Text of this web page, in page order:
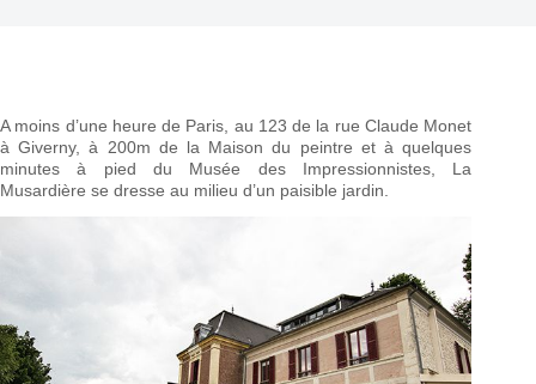
A moins d’une heure de Paris, au 123 de la rue Claude Monet
à Giverny, à 200m de la Maison du peintre et à quelques
minutes à pied du Musée des Impressionnistes, La
Musardière se dresse au milieu d’un paisible jardin.